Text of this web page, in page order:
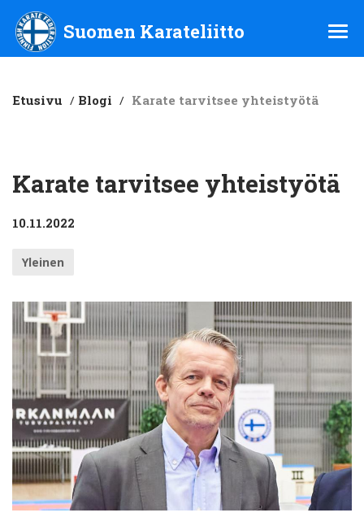
Suomen Karateliitto ry
Suomen Karateliitto
Etusivu / Blogi / Karate tarvitsee yhteistyötä
Karate tarvitsee yhteistyötä
10.11.2022
Yleinen